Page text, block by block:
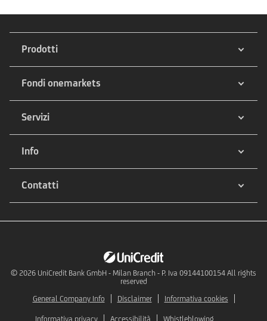
Prodotti
Fondi onemarkets
Servizi
Info
Contatti
© 2026 UniCredit Bank GmbH - Milan Branch - P. Iva 09144100154 All rights
reserved
General Company Info
Disclaimer Informativa cookies
Informativa privacy Accessibilità Whistleblowing